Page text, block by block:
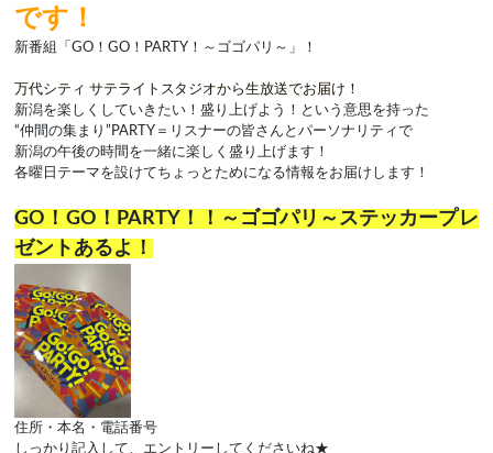
です！
新番組「GO ！GO ！ PARTY ！～ゴゴパリ～」！
万代シティ サテライトスタジオから生放送でお届け！
新潟を楽しくしていきたい！盛り上げよう！という意思を持った
“仲間の集まり” PARTY ＝リスナーの皆さんとパーソナリティで
新潟の午後の時間を一緒に楽しく盛り上げます！
各曜日テーマを設けてちょっとためになる情報をお届けします！
GO！GO！PARTY！！～ゴゴパリ～ステッカープレ
ゼントあるよ！
住所・本名・電話番号
しっかり記入して、エントリーしてくださいね★